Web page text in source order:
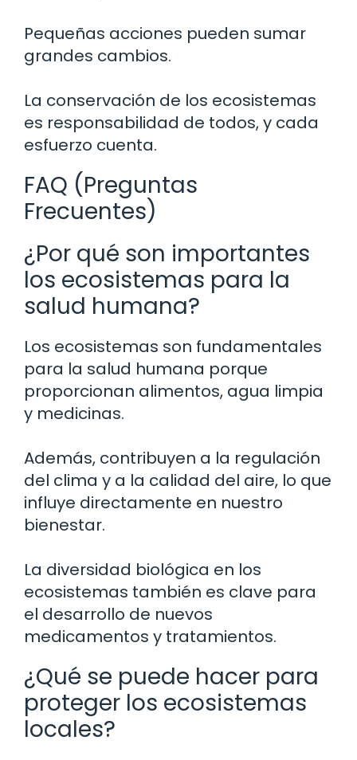
Pequeñas acciones pueden sumar
grandes cambios.
La conservación de los ecosistemas
es responsabilidad de todos, y cada
esfuerzo cuenta.
FAQ (Preguntas
Frecuentes)
¿Por qué son importantes
los ecosistemas para la
salud humana?
Los ecosistemas son fundamentales
para la salud humana porque
proporcionan alimentos, agua limpia
y medicinas.
Además, contribuyen a la regulación
del clima y a la calidad del aire, lo que
influye directamente en nuestro
bienestar.
La diversidad biológica en los
ecosistemas también es clave para
el desarrollo de nuevos
medicamentos y tratamientos.
¿Qué se puede hacer para
proteger los ecosistemas
locales?